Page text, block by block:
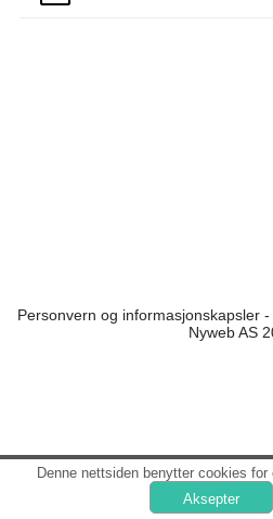
Personvern og informasjonskapsler-
Nyweb AS
Denne nettsiden benytter cookies